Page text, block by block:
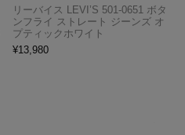
リーバイス LEVI’S 501-0651 ボタ
ンフライ ストレート ジーンズ オ
プティックホワイト
¥13,980